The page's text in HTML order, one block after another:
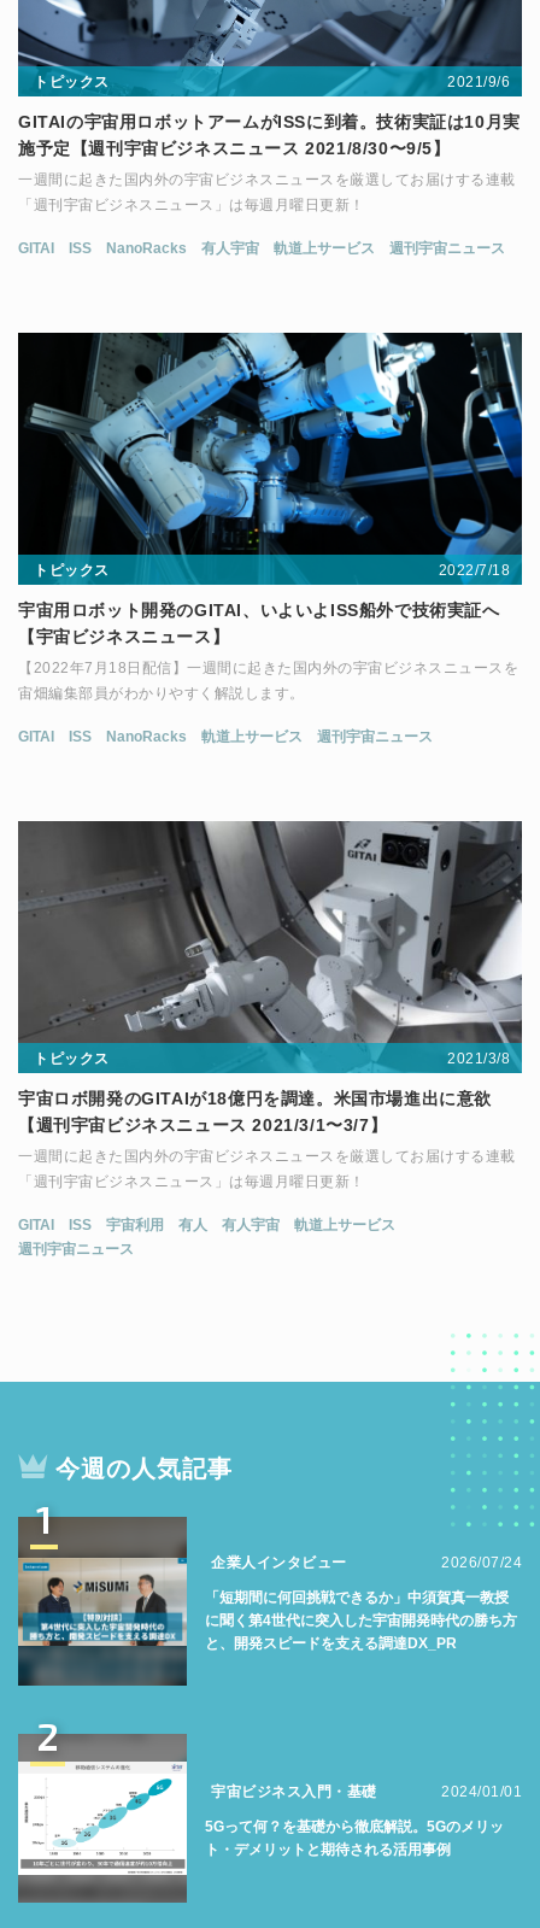
トピックス 2021/9/6
GITAIの宇宙用ロボットアームがISSに到着。技術実証は10月実
施予定【週刊宇宙ビジネスニュース 2021/8/30〜9/5】
一週間に起きた国内外の宇宙ビジネスニュースを厳選してお届けする連載
「週刊宇宙ビジネスニュース」は毎週月曜日更新！
GITAI ISS NanoRacks 有人宇宙 軌道上サービス 週刊宇宙ニュース
トピックス 2022/7/18
宇宙用ロボット開発のGITAI、いよいよISS船外で技術実証へ
【宇宙ビジネスニュース】
【2022年7月18日配信】一週間に起きた国内外の宇宙ビジネスニュースを
宙畑編集部員がわかりやすく解説します。
GITAI ISS NanoRacks 軌道上サービス 週刊宇宙ニュース
トピックス 2021/3/8
宇宙ロボ開発のGITAIが18億円を調達。米国市場進出に意欲
【週刊宇宙ビジネスニュース 2021/3/1〜3/7】
一週間に起きた国内外の宇宙ビジネスニュースを厳選してお届けする連載
「週刊宇宙ビジネスニュース」は毎週月曜日更新！
GITAI ISS 宇宙利用 有人 有人宇宙
軌道上サービス
週刊宇宙ニュース
今週の人気記事
1
企業人インタビュー 2026/07/24
「短期間に何回挑戦できるか」中須賀真一教授
に聞く第4世代に突入した宇宙開発時代の勝ち方
と、開発スピードを支える調達DX_PR
2
宇宙ビジネス入門・基礎 2024/01/01
5Gって何？を基礎から徹底解説。5Gのメリッ
ト・デメリットと期待される活用事例